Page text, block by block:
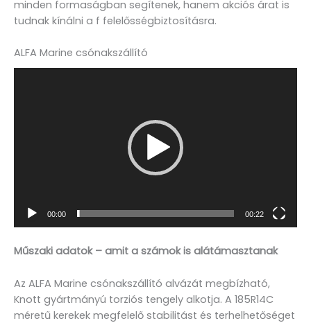
minden formaságban segítenek, hanem akciós árat is
tudnak kínálni a f felelősségbiztosításra.
ALFA Marine csónakszállító
00:00 00:22
Műszaki adatok – amit a számok is alátámasztanak
Az ALFA Marine csónakszállító alvázát megbízható,
Knott gyártmányú torziós tengely alkotja. A 185R14C
méretű kerekek megfelelő stabilitást és terhelhetőséget